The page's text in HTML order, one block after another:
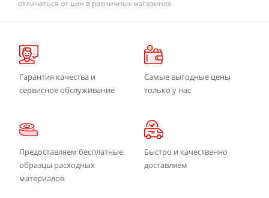
отличаться от цен в розничных магазинах
Гарантия качества и
сервисное обслуживание
Самые выгодные цены
только у нас
Предоставляем бесплатные
образцы расходных
материалов
Быстро и качественно
доставляем